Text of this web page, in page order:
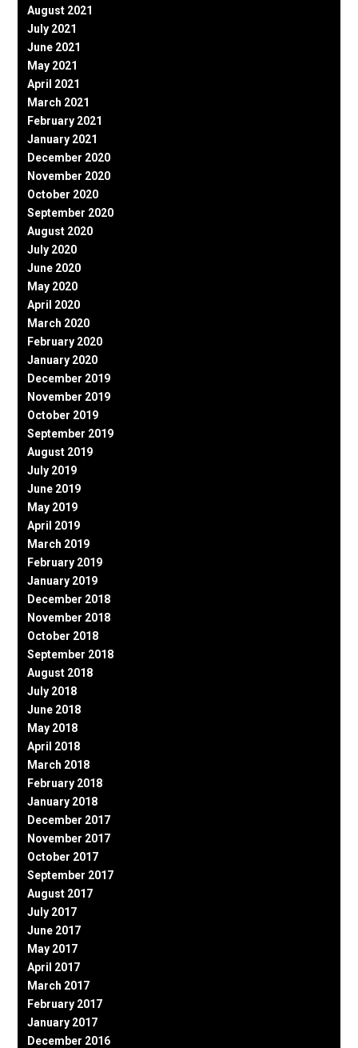
August 2021
July 2021
June 2021
May 2021
April 2021
March 2021
February 2021
January 2021
December 2020
November 2020
October 2020
September 2020
August 2020
July 2020
June 2020
May 2020
April 2020
March 2020
February 2020
January 2020
December 2019
November 2019
October 2019
September 2019
August 2019
July 2019
June 2019
May 2019
April 2019
March 2019
February 2019
January 2019
December 2018
November 2018
October 2018
September 2018
August 2018
July 2018
June 2018
May 2018
April 2018
March 2018
February 2018
January 2018
December 2017
November 2017
October 2017
September 2017
August 2017
July 2017
June 2017
May 2017
April 2017
March 2017
February 2017
January 2017
December 2016